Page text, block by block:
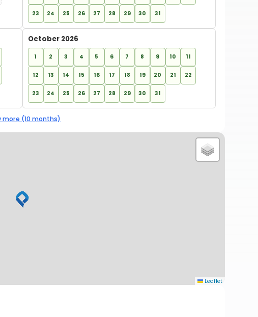
23 24 25 26 27 28 29 30 31
October 2026
1 2 3 4 5 6 7 8 9 10 11
12 13 14 15 16 17 18 19 20 21 22
23 24 25 26 27 28 29 30 31
more (10 months)
Leaflet